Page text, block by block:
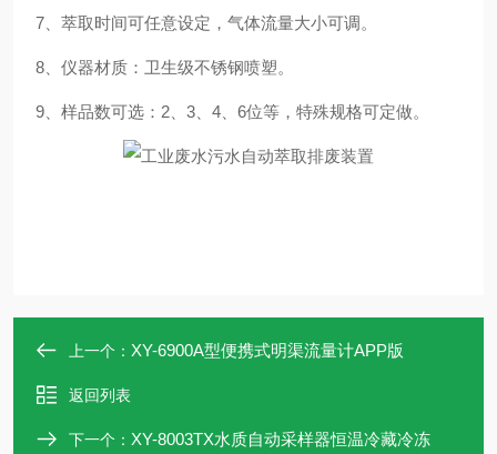
7 、萃取时间可任意设定，气体流量大小可调。
8 、仪器材质：卫生级不锈钢喷塑。
9 、样品数可选： 2 3 4 6位等，特殊规格可定做。
上一个： XY-6900A型便携式明渠流量计APP版
返回列表
下一个： XY-8003TX水质自动采样器恒温冷藏冷冻